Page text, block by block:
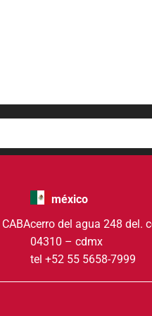
méxico
cerro del agua 248 del.
04310 – cdmx
tel +52 55 5658-7999